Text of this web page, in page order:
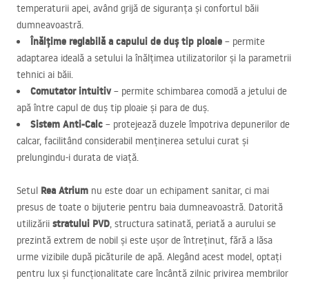
temperaturii apei, având grijă de siguranța și confortul băii
dumneavoastră.
Înălțime reglabilă a capului de duș tip ploaie – permite
adaptarea ideală a setului la înălțimea utilizatorilor și la parametrii
tehnici ai băii.
Comutator intuitiv– permite schimbarea comodă a jetului de
apă între capul de duș tip ploaie și para de duș.
Sistem Anti-Calc – protejează duzele împotriva depunerilor de
calcar, facilitând considerabil menținerea setului curat și
prelungindu-i durata de viață.
Setul Rea Atrium nu este doar un echipament sanitar, ci mai
presus de toate o bijuterie pentru baia dumneavoastră. Datorită
utilizării stratului PVD, structura satinată, periată a aurului se
prezintă extrem de nobil și este ușor de întreținut, fără a lăsa
urme vizibile după picăturile de apă. Alegând acest model, optați
pentru lux și funcționalitate care încântă zilnic privirea membrilor